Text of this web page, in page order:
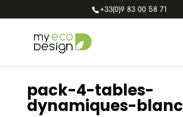
+33(0)9 83 00 58 71
pack-4-tables-
dynamiques-blanc